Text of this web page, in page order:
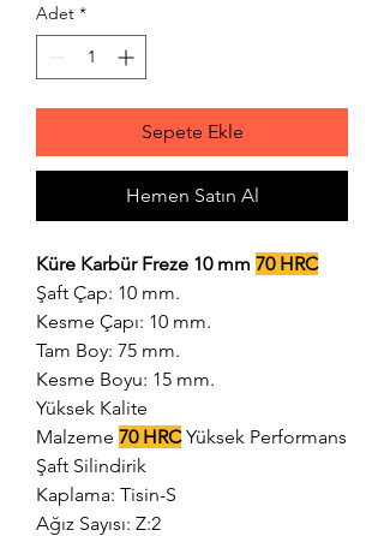
Adet *
Sepete Ekle
Hemen Satın Al
Küre Karbür Freze 10 mm 70 HRC
Şaft Çap: 10 mm.
Kesme Çapı: 10 mm.
Tam Boy: 75 mm.
Kesme Boyu: 15 mm.
Yüksek Kalite
Malzeme 70 HRCYüksek Performans
Şaft Silindirik
Kaplama: Tisin-S
Ağız Sayısı: Z:2